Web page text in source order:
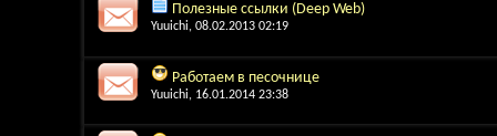
Полезные ссылки (Deep Web)
Yuuichi, 08.02.2013 02:19
Работаем в песочнице
Yuuichi, 16.01.2014 23:38